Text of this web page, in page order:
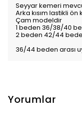
Seyyar kemeri
Arka kısım lastikli ön
Çam modeldir
1 beden 36/38/40
2 beden 42/44
36/44 beden arası
Yorumlar